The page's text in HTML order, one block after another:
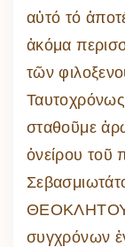
αὐτό τό
ἀκόμα
τῶν
σταθοῦμε
ὀνείρου τοῦ
ΘΕΟΚΛΗΤΟΥ,
συγχρόνων